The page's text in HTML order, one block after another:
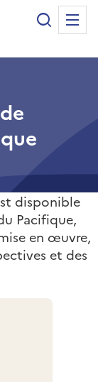
Recherche
disponible
Pacifique,
en œuvre,
et des